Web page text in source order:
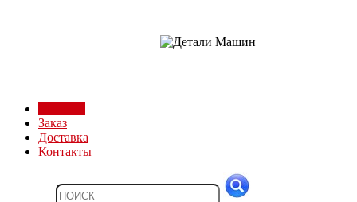
Заказ
Доставка
Контакты